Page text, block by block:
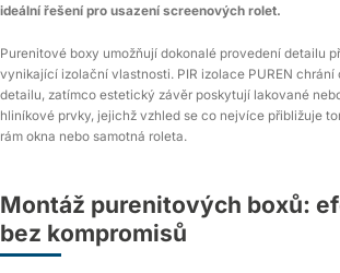
ideální řešení pro usazení screenových rolet.
Purenitové boxy umožňují dokonalé provedení detailu
vynikající izolační vlastnosti. PIR izolace PUREN
detailu, zatímco estetický závěr poskytují lakované
hliníkové prvky, jejichž vzhled se co nejvíce přibližuje
rám okna nebo samotná roleta.
Montáž purenitových boxů:
bez kompromisů